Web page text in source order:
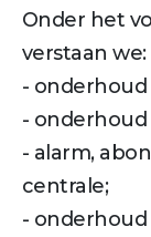
Onder het
verstaan we:
- onderhoud
- onderhoud
- alarm,
centrale;
-